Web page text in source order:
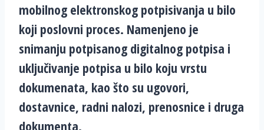
mobilnog elektronskog potpisivanja u bilo
koji poslovni proces. Namenjeno je
snimanju potpisanog digitalnog potpisa i
uključivanje potpisa u bilo koju vrstu
dokumenata, kao što su ugovori,
dostavnice, radni nalozi, prenosnice i druga
dokumenta.